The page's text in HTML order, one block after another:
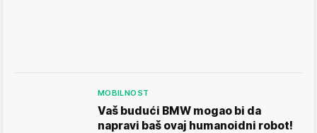
MOBILNOST
Vaš budući BMW mogao bi da
napravi baš ovaj humanoidni robot!